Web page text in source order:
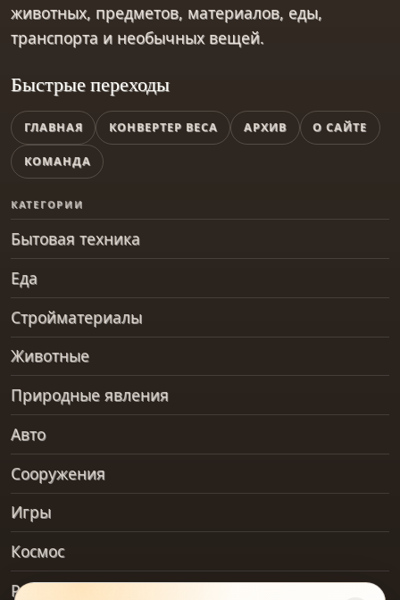
Быстрые переходы
ГЛАВНАЯ КОНВЕРТЕР ВЕСА АРХИВ О САЙТЕ
КОМАНДА
КАТЕГОРИИ
Бытовая техника
Еда
Стройматериалы
Животные
Природные явления
Авто
Сооружения
Игры
Космос
Рельеф и геология
животных, предметов, материалов, еды,
транспорта и необычных вещей.